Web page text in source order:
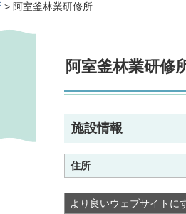
> 阿室釜林業研修所
阿室釜林業研修
施設情報
住所
より良いウェブサイトに